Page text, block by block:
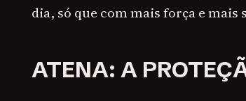
dia, só que com mais força e mais
ATENA: A